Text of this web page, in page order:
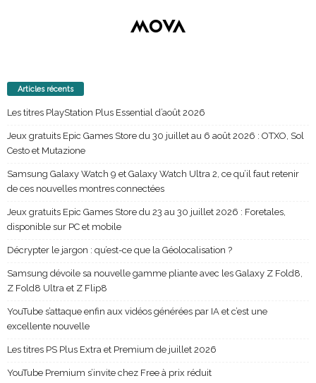
Articles récents
Les titres PlayStation Plus Essential d’août 2026
Jeux gratuits Epic Games Store du 30 juillet au 6 août 2026 : OTXO, Sol
Cesto et Mutazione
Samsung Galaxy Watch 9 et Galaxy Watch Ultra 2, ce qu’il faut retenir
de ces nouvelles montres connectées
Jeux gratuits Epic Games Store du 23 au 30 juillet 2026 : Foretales,
disponible sur PC et mobile
Décrypter le jargon : qu’est-ce que la Géolocalisation ?
Samsung dévoile sa nouvelle gamme pliante avec les Galaxy Z Fold8,
Z Fold8 Ultra et Z Flip8
YouTube s’attaque enfin aux vidéos générées par IA et c’est une
excellente nouvelle
Les titres PS Plus Extra et Premium de juillet 2026
YouTube Premium s’invite chez Free à prix réduit